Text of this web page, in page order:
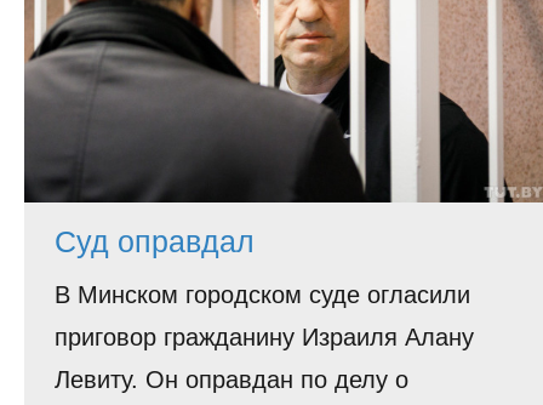
Суд оправдал
В Минском городском суде огласили
приговор гражданину Израиля Алану
Левиту. Он оправдан по делу о